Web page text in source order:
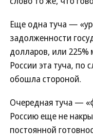
Еще одна туча —
задолженности
долларов, или
России эта туча, по
обошла стороной.
Очередная туча —
Россию еще не
постоянной